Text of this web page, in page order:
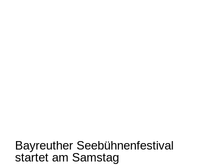
Bayreuther Seebühnenfestival
startet am Samstag